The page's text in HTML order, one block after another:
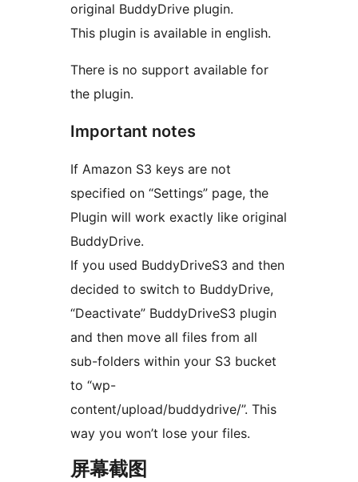
original BuddyDrive plugin.
This plugin is available in english.
There is no support available for
the plugin.
Important notes
If Amazon S3 keys are not
specified on “Settings” page, the
Plugin will work exactly like original
BuddyDrive.
If you used BuddyDriveS3 and then
decided to switch to BuddyDrive,
“Deactivate” BuddyDriveS3 plugin
and then move all files from all
sub-folders within your S3 bucket
to “wp-
content/upload/buddydrive/”. This
way you won’t lose your files.
屏幕截图